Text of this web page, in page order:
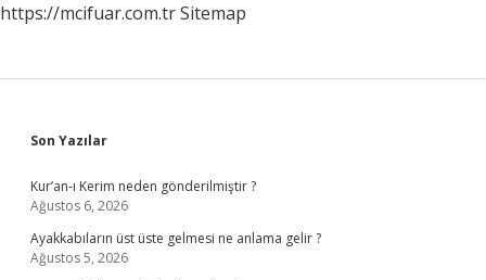
https://mcifuar.com.trSitemap
Sidebar
Son Yazılar
Kur’an-ı Kerim neden gönderilmiştir ?
Ağustos 6, 2026
Ayakkabıların üst üste gelmesi ne anlama gelir ?
Ağustos 5, 2026